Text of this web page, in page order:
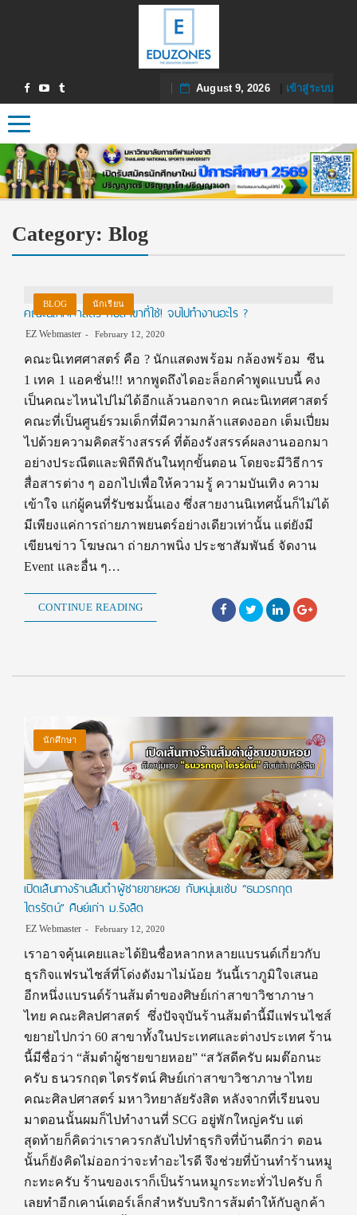
August 9, 2026| เข้าสู่ระบบ
Toggle navigation
Category: Blog
BLOG นักเรียน
คณะนิเทศศาสตร์ กับสาขาที่ใช่! จบไปทำงานอะไร ?
EZ Webmaster February 12, 2020
คณะนิเทศศาสตร์ คือ ? นักแสดงพร้อม กล้องพร้อม ซีน
1 เทค 1 แอคชั่น!!! หากพูดถึงไดอะล็อกคำพูดแบบนี้ คง
เป็นคณะไหนไปไม่ได้อีกแล้วนอกจาก คณะนิเทศศาสตร์
คณะที่เป็นศูนย์รวมเด็กที่มีความกล้าแสดงออก เต็มเปี่ยม
ไปด้วยความคิดสร้างสรรค์ ที่ต้องรังสรรค์ผลงานออกมา
อย่างประณีตและพิถีพิถันในทุกขั้นตอน โดยจะมีวิธีการ
สื่อสารต่าง ๆ ออกไปเพื่อให้ความรู้ ความบันเทิง ความ
เข้าใจ แก่ผู้คนที่รับชมนั้นเอง ซึ่งสายงานนิเทศนั้นก็ไม่ได้
มีเพียงแค่การถ่ายภาพยนตร์อย่างเดียวเท่านั้น แต่ยังมี
เขียนข่าว โฆษณา ถ่ายภาพนิ่ง ประชาสัมพันธ์ จัดงาน
Event และอื่น ๆ…
CONTINUE READING
นักศึกษา
เปิดเส้นทางร้านส้มตำผู้ชายขายหอย กับหนุ่มแซ่บ “ธนวรกฤต
ไตรรัตน์” ศิษย์เก่า ม.รังสิต
EZ Webmaster February 12, 2020
เราอาจคุ้นเคยและได้ยินชื่อหลากหลายแบรนด์เกี่ยวกับ
ธุรกิจแฟรนไชส์ที่โด่งดังมาไม่น้อย วันนี้เราภูมิใจเสนอ
อีกหนึ่งแบรนด์ร้านส้มตำของศิษย์เก่าสาขาวิชาภาษา
ไทย คณะศิลปศาสตร์ ซึ่งปัจจุบันร้านส้มตำนี้มีแฟรนไชส์
ขยายไปกว่า 60 สาขาทั้งในประเทศและต่างประเทศ ร้าน
นี้มีชื่อว่า “ส้มตำผู้ชายขายหอย” “สวัสดีครับ ผมต๊อกนะ
ครับ ธนวรกฤต ไตรรัตน์ ศิษย์เก่าสาขาวิชาภาษาไทย
คณะศิลปศาสตร์ มหาวิทยาลัยรังสิต หลังจากที่เรียนจบ
มาตอนนั้นผมก็ไปทำงานที่ SCG อยู่พักใหญ่ครับ แต่
สุดท้ายก็คิดว่าเราควรกลับไปทำธุรกิจที่บ้านดีกว่า ตอน
นั้นก็ยังคิดไม่ออกว่าจะทำอะไรดี จึงช่วยที่บ้านทำร้านหมู
กะทะครับ ร้านของเราก็เป็นร้านหมูกระทะทั่วไปครับ ก็
เลยทำอีกเคาน์เตอร์เล็กสำหรับบริการส้มตำให้กับลูกค้า